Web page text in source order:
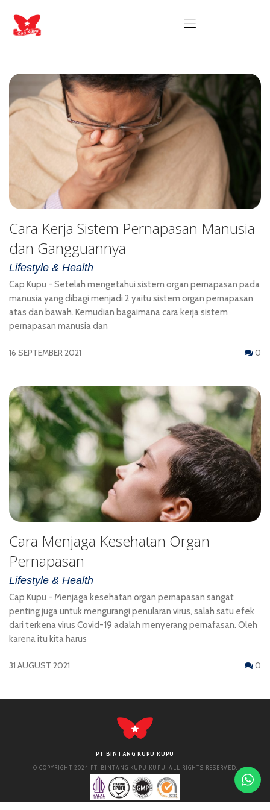
Cara Kerja Sistem Pernapasan Manusia
dan Gangguannya
Lifestyle & Health
Cap Kupu - Setelah mengetahui sistem organ pernapasan pada
manusia yang dibagi menjadi 2 yaitu sistem organ pernapasan
atas dan bawah. Kemudian bagaimana cara kerja sistem
pernapasan manusia dan
16 SEPTEMBER 2021 0
Cara Menjaga Kesehatan Organ
Pernapasan
Lifestyle & Health
Cap Kupu - Menjaga kesehatan organ pernapasan sangat
penting juga untuk mengurangi penularan virus, salah satu efek
dari terkena virus Covid-19 adalah menyerang pernafasan. Oleh
karena itu kita harus
31 AUGUST 2021 0
PT BINTANG KUPU KUPU
© COPYRIGHT 2024 PT. BINTANG KUPU KUPU. ALL RIGHTS RESERVED.